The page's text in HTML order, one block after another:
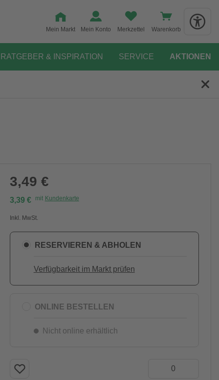
Mein Markt Mein Konto Merkzettel Warenkorb
RATGEBER & INSPIRATION SERVICE AKTIONEN
3,49 €
3,39 € mit Kundenkarte
Inkl. MwSt.
RESERVIEREN & ABHOLEN
Verfügbarkeit im Markt prüfen
ONLINE BESTELLEN
Nicht online erhältlich